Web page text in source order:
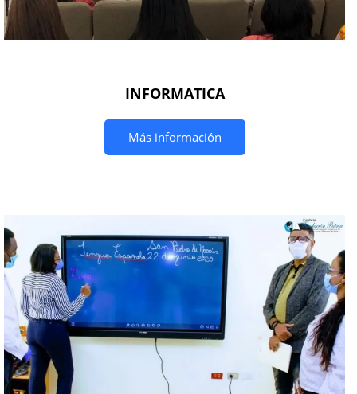
INFORMATICA
Más información